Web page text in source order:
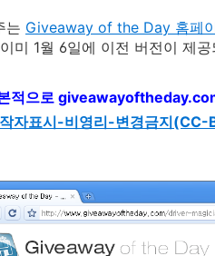
는 Giveaway of the Day 홈페
미 1월 6일에 이전 버전이 제공
적으로
작자표시-비영리-변경금지